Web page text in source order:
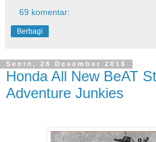
69 komentar:
Berbagi
Senin, 26 Desember 2016
Honda All New BeAT
Adventure Junkies